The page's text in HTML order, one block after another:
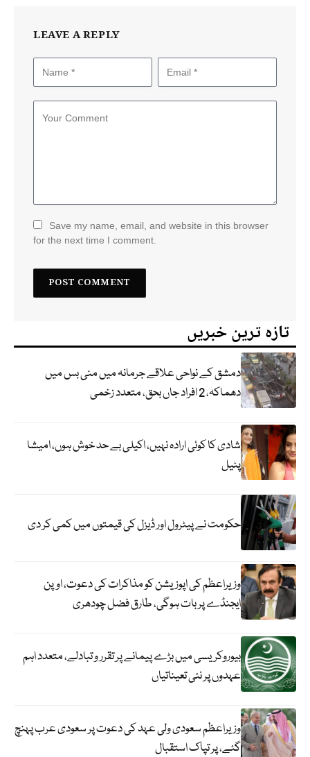
LEAVE A REPLY
Save my name, email, and website in this browser
for the next time I comment.
تازہ ترین خبریں
دمشق کے نواحی علاقے جرمانہ میں منی بس میں
دھماکہ، 2 افراد جاں بحق، متعدد زخمی
شادی کا کوئی ارادہ نہیں، اکیلی بے حد خوش ہوں، امیشا
پٹیل
حکومت نے پیٹرول اور ڈیزل کی قیمتوں میں کمی کر دی
وزیراعظم کی اپوزیشن کو مذاکرات کی دعوت، اوپن
ایجنڈے پر بات ہوگی، طارق فضل چودھری
بیوروکریسی میں بڑے پیمانے پر تقرر و تبادلے، متعدد اہم
عہدوں پر نئی تعیناتیاں
وزیراعظم سعودی ولی عہد کی دعوت پر سعودی عرب پہنچ
گئے، پر تپاک استقبال